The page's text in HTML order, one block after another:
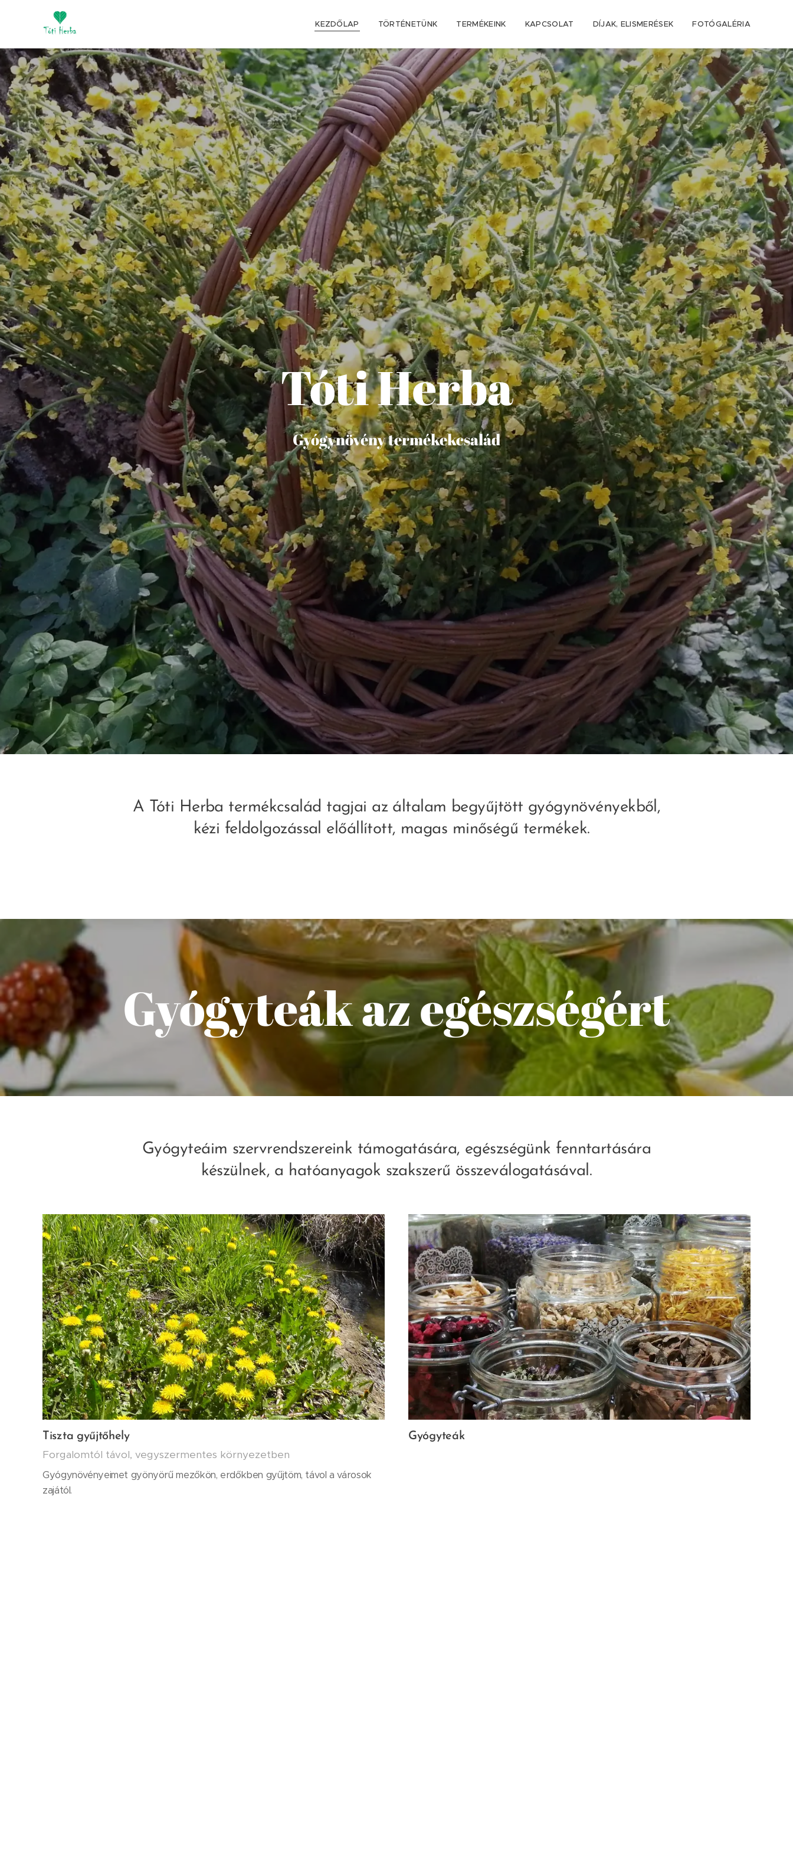
KEZDŐLAP TÖRTÉNETÜNK TERMÉKEINK KAPCSOLAT DÍJAK, ELISMERÉSEK FOTÓGALÉRIA
Tóti Herba
Gyógynövény termékekcsalád
A Tóti Herba termékcsalád tagjai az általam begyűjtött gyógynövényekből,
kézi feldolgozással előállított, magas minőségű termékek.
Gyógyteák az egészségért
Gyógyteáim szervrendszereink támogatására, egészségünk fenntartására
készülnek, a hatóanyagok szakszerű összeválogatásával.
Tiszta gyűjtőhely
Forgalomtól távol, vegyszermentes környezetben
Gyógynövényeimet gyönyörű mezőkön, erdőkben gyűjtöm, távol a városok
zajától.
Gyógyteák